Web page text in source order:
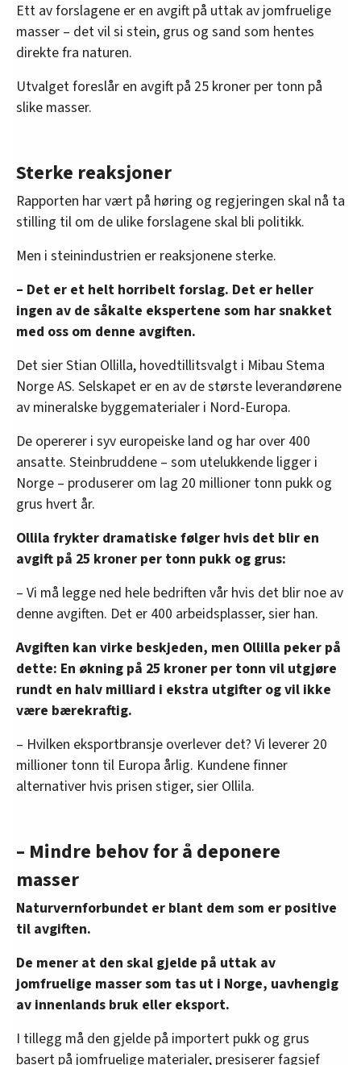
Ett av forslagene er en avgift på uttak av jomfruelige
masser – det vil si stein, grus og sand som hentes
direkte fra naturen.
Utvalget foreslår en avgift på 25 kroner per tonn på
slike masser.
Sterke reaksjoner
Rapporten har vært på høring og regjeringen skal nå ta
stilling til om de ulike forslagene skal bli politikk.
Men i steinindustrien er reaksjonene sterke.
– Det er et helt horribelt forslag. Det er heller
ingen av de såkalte ekspertene som har snakket
med oss om denne avgiften.
Det sier Stian Ollilla, hovedtillitsvalgt i Mibau Stema
Norge AS. Selskapet er en av de største leverandørene
av mineralske byggematerialer i Nord-Europa.
De opererer i syv europeiske land og har over 400
ansatte. Steinbruddene – som utelukkende ligger i
Norge – produserer om lag 20 millioner tonn pukk og
grus hvert år.
Ollila frykter dramatiske følger hvis det blir en
avgift på 25 kroner per tonn pukk og grus:
– Vi må legge ned hele bedriften vår hvis det blir noe av
denne avgiften. Det er 400 arbeidsplasser, sier han.
Avgiften kan virke beskjeden, men Ollilla peker på
dette: En økning på 25 kroner per tonn vil utgjøre
rundt en halv milliard i ekstra utgifter og vil ikke
være bærekraftig.
– Hvilken eksportbransje overlever det? Vi leverer 20
millioner tonn til Europa årlig. Kundene finner
alternativer hvis prisen stiger, sier Ollila.
– Mindre behov for å deponere
masser
Naturvernforbundet er blant dem som er positive
til avgiften.
De mener at den skal gjelde på uttak av
jomfruelige masser som tas ut i Norge, uavhengig
av innenlands bruk eller eksport.
I tillegg må den gjelde på importert pukk og grus
basert på jomfruelige materialer, presiserer fagsjef